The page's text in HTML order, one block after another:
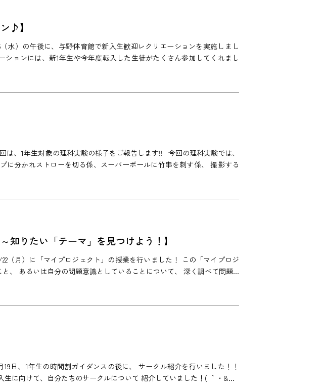
♪】
）の午後に、与野体育館で新入生歓迎レクリエーションを実施しまし
ョンには、新1年生や今年度転入した生徒がたくさん参加してくれまし
、1年生対象の理科実験の様子をご報告します‼ 今回の理科実験では、
に分かれストローを切る係、スーパーボールに竹串を刺す係、 撮影する
知りたい「テーマ」を見つけよう！】
月）に「マイプロジェクト」の授業を行いました！ この「マイプロジ
、 あるいは自分の問題意識としていることについて、 深く調べて問題...
、1年生の時間割ガイダンスの後に、 サークル紹介を行いました！！
に向けて、自分たちのサークルについて 紹介していました！( ｀・&...